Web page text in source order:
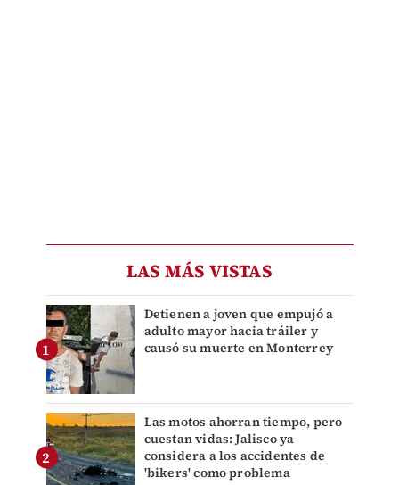
LAS MÁS VISTAS
Detienen a joven que empujó a
adulto mayor hacia tráiler y
causó su muerte en Monterrey
Las motos ahorran tiempo, pero
cuestan vidas: Jalisco ya
considera a los accidentes de
'bikers' como problema